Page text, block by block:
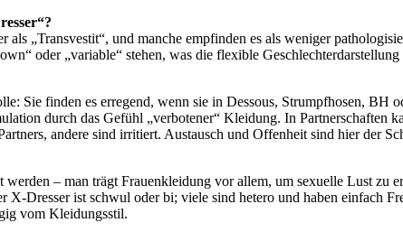
als „Transvestit“, und manche empfinden es als weniger
oder „variable“ stehen, was die flexible
Sie finden es erregend, wenn sie in Dessous, Strumpfhosen,
durch das Gefühl „verbotener“ Kleidung. In
andere sind irritiert. Austausch und Offenheit sind hier der
werden – man trägt Frauenkleidung vor allem, um sexuelle Lust
X‑Dresser ist schwul oder bi; viele sind hetero und haben einfach
vom Kleidungsstil.